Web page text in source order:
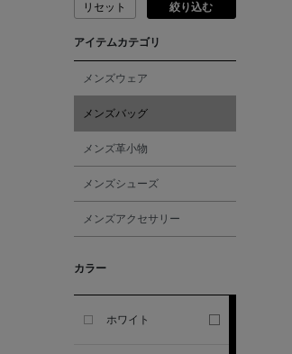
ADVISORY BOARD
AESOP
ALBERT THURSTON
リセット 絞り込む
アイテムカテゴリ
メンズウェア
メンズバッグ
メンズ革小物
メンズシューズ
メンズアクセサリー
カラー
ホワイト